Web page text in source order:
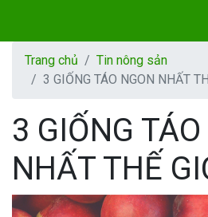
Trang chủ
Tin nông sản
3 GIỐNG TÁO NGON NHẤT
3 GIỐNG
NHẤT THẾ